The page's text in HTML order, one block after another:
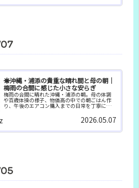
☀️沖縄・浦添の貴重な晴れ間と母の朝｜
梅雨の合間に感じた小さな安らぎ
梅雨の合間に晴れた沖縄・浦添の朝。母の体調
や百歳体操の様子、物価高の中での朝ごはん作
り、午後のエアコン購入までの日常を丁寧に記
2026.05.07